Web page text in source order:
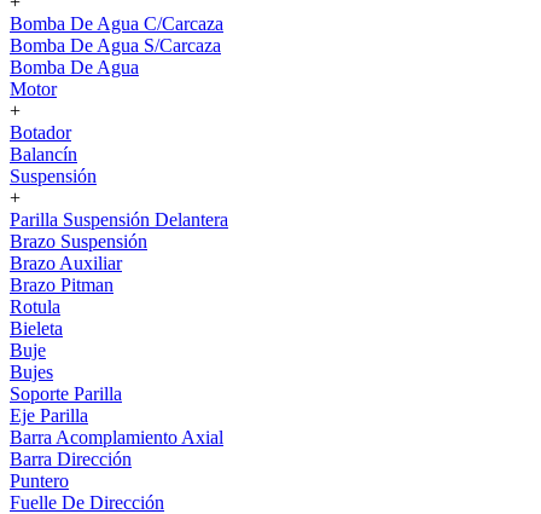
Bomba De Agua C/Carcaza
Bomba De Agua S/Carcaza
Bomba De Agua
Motor
+
Botador
Balancín
Suspensión
+
Parilla Suspensión Delantera
Brazo Suspensión
Brazo Auxiliar
Brazo Pitman
Rotula
Bieleta
Buje
Bujes
Soporte Parilla
Eje Parilla
Barra Acomplamiento Axial
Barra Dirección
Puntero
Fuelle De Dirección